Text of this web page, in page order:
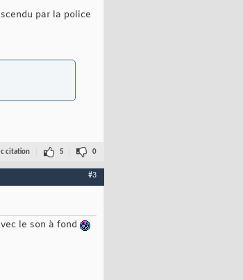
par la police
citation 5 0
#3
le son à fond